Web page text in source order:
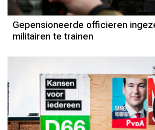
Gepensioneerde officieren
militairen te trainen